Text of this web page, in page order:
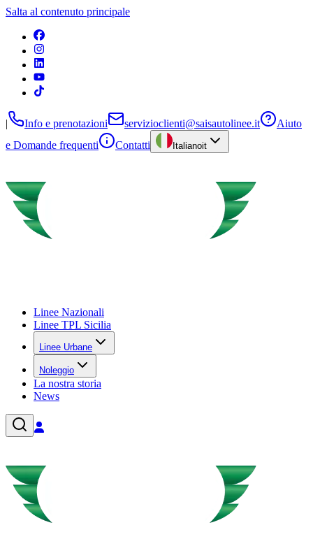
Salta al contenuto principale
| Info e prenotazioni servizioclienti@saisautolinee.it
Aiuto
e Domande frequenti
Contatti Italianoit
Linee Nazionali
Linee TPL Sicilia
Linee Urbane
Noleggio
La nostra storia
News